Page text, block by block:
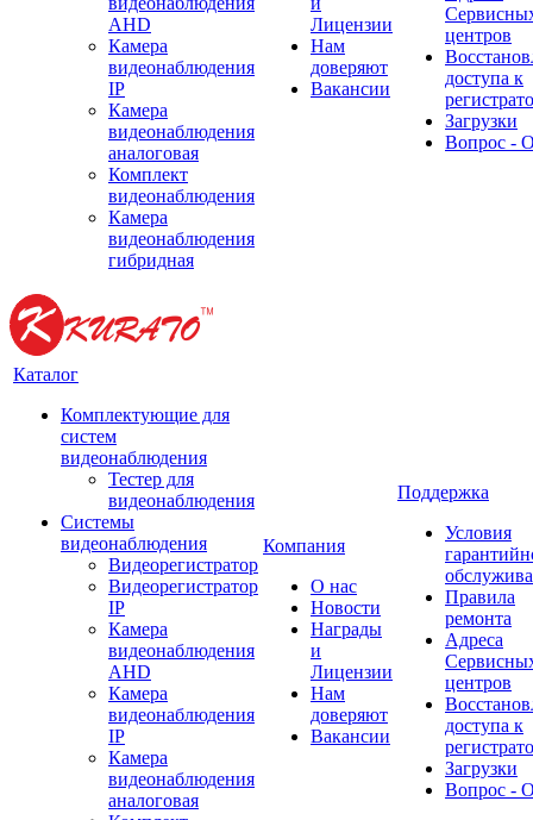
AHD
Камера
видеонаблюдения
IP
Камера
видеонаблюдения
аналоговая
Комплект
видеонаблюдения
Камера
видеонаблюдения
гибридная
Лицензии
Нам
доверяют
Вакансии
центров
доступа к
Загрузки
Вопрос -
Каталог
Комплектующие для
систем
видеонаблюдения
Тестер для
видеонаблюдения
Системы
видеонаблюдения
Видеорегистратор
Видеорегистратор
IP
Камера
видеонаблюдения
AHD
Камера
видеонаблюдения
IP
Камера
видеонаблюдения
аналоговая
Компания
О нас
Новости
Награды
и
Лицензии
Нам
доверяют
Вакансии
Поддержка
Условия
Правила
ремонта
Адреса
центров
доступа к
Загрузки
Вопрос -